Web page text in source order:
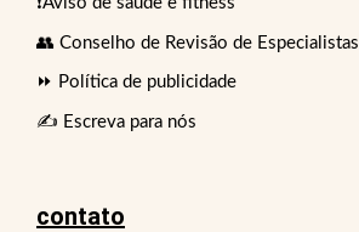
👥 Conselho de Revisão de Especialistas
⏩ Política de publicidade
✍️ Escreva para nós
contato